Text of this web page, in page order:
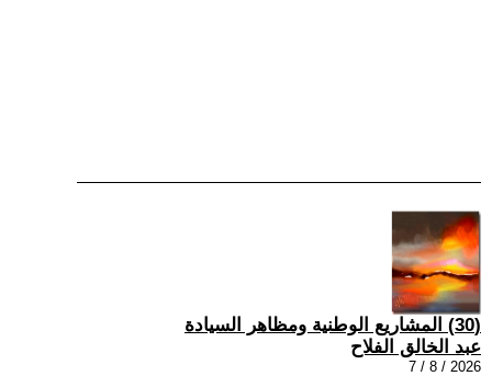
(30) المشاريع الوطنية ومظاهر السيادة
عبد الخالق الفلاح
2026 / 8 / 7